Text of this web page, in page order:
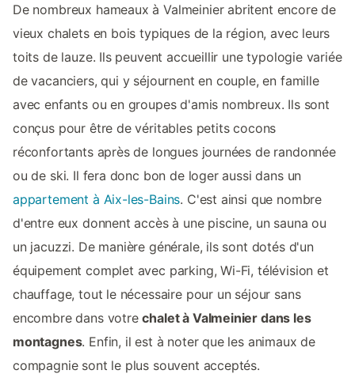
De nombreux hameaux à Valmeinier abritent encore de
vieux chalets en bois typiques de la région, avec leurs
toits de lauze. Ils peuvent accueillir une typologie variée
de vacanciers, qui y séjournent en couple, en famille
avec enfants ou en groupes d'amis nombreux. Ils sont
conçus pour être de véritables petits cocons
réconfortants après de longues journées de randonnée
ou de ski. Il fera donc bon de loger aussi dans un
appartement à Aix-les-Bains. C'est ainsi que nombre
d'entre eux donnent accès à une piscine, un sauna ou
un jacuzzi. De manière générale, ils sont dotés d'un
équipement complet avec parking, Wi-Fi, télévision et
chauffage, tout le nécessaire pour un séjour sans
encombre dans votrechalet à Valmeinier dans les
montagnes. Enfin, il est à noter que les animaux de
compagnie sont le plus souvent acceptés.